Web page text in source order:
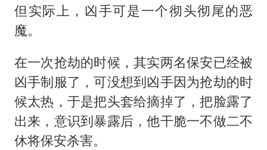
但实际上，凶手可是一个彻头彻尾的恶
魔。
在一次抢劫的时候，其实两名保安已经被
凶手制服了，可没想到凶手因为抢劫的时
候太热，于是把头套给摘掉了，把脸露了
出来，意识到暴露后，他干脆一不做二不
休将保安杀害。